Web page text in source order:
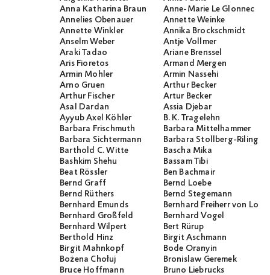
Anna Katharina Braun
Anne-Marie Le Glonnec
Annelies Obenauer
Annette Weinke
Annette Winkler
Annika Brockschmidt
Anselm Weber
Antje Vollmer
Araki Tadao
Ariane Brenssel
Aris Fioretos
Armand Mergen
Armin Mohler
Armin Nassehi
Arno Gruen
Arthur Becker
Arthur Fischer
Artur Becker
Asal Dardan
Assia Djebar
Ayyub Axel Köhler
B. K. Tragelehn
Barbara Frischmuth
Barbara Mittelhammer
Barbara Sichtermann
Barbara Stollberg-Rilinger
Barthold C. Witte
Bascha Mika
Bashkim Shehu
Bassam Tibi
Beat Rössler
Ben Bachmair
Bernd Graff
Bernd Loebe
Bernd Rüthers
Bernd Stegemann
Bernhard Emunds
Bernhard Freiherr von
Bernhard Großfeld
Bernhard Vogel
Bernhard Wilpert
Bert Rürup
Berthold Hinz
Birgit Aschmann
Birgit Mahnkopf
Bode Oranyin
Bożena Chołuj
Bronislaw Geremek
Bruce Hoffmann
Bruno Liebrucks